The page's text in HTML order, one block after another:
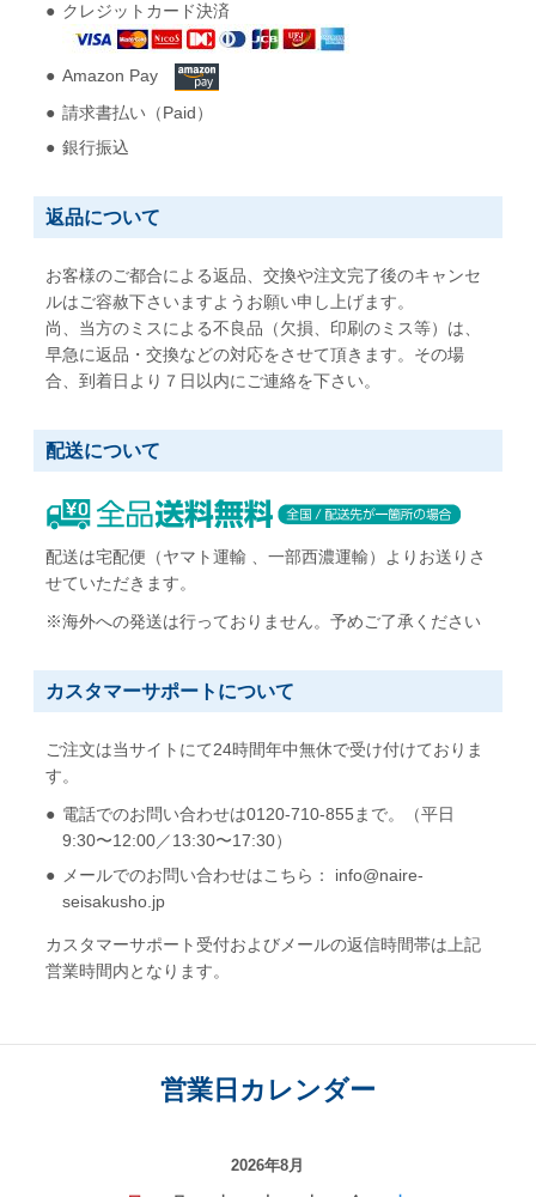
クレジットカード決済
Amazon Pay
請求書払い（Paid）
銀行振込
返品について
お客様のご都合による返品、交換や注文完了後のキャンセ
ルはご容赦下さいますようお願い申し上げます。
尚、当方のミスによる不良品（欠損、印刷のミス等）は、
早急に返品・交換などの対応をさせて頂きます。その場
合、到着日より７日以内にご連絡を下さい。
配送について
配送は宅配便（ヤマト運輸 、一部西濃運輸）よりお送りさ
せていただきます。
※海外への発送は行っておりません。予めご了承ください
カスタマーサポートについて
ご注文は当サイトにて24時間年中無休で受け付けておりま
す。
電話でのお問い合わせは0120-710-855まで。（平日
9:30〜12:00／13:30〜17:30）
メールでのお問い合わせはこちら： info@naire-
seisakusho.jp
カスタマーサポート受付およびメールの返信時間帯は上記
営業時間内となります。
営業日カレンダー
2026年8月